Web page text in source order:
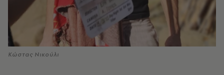
Κώστας Νικούλι